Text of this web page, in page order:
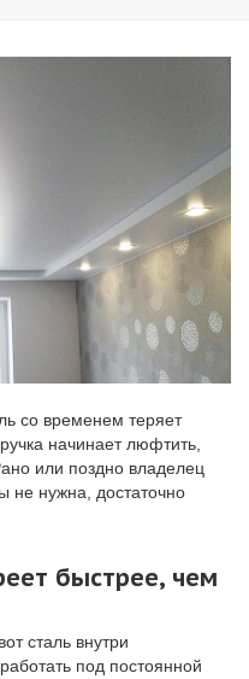
со временем теряет
начинает люфтить,
или поздно владелец
не нужна, достаточно
быстрее, чем
сталь внутри
под постоянной